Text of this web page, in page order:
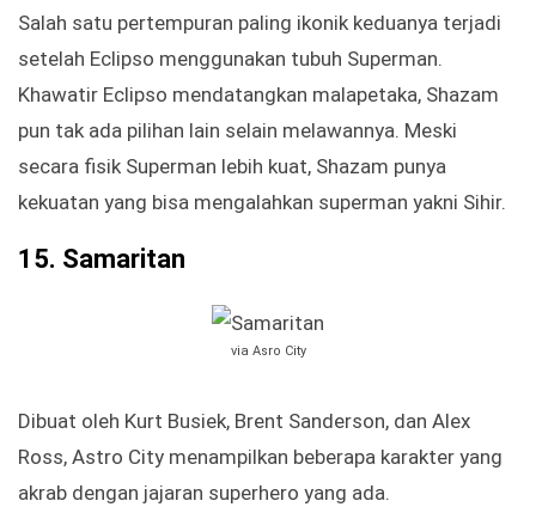
Salah satu pertempuran paling ikonik keduanya terjadi
setelah Eclipso menggunakan tubuh Superman.
Khawatir Eclipso mendatangkan malapetaka, Shazam
pun tak ada pilihan lain selain melawannya. Meski
secara fisik Superman lebih kuat, Shazam punya
kekuatan yang bisa mengalahkan superman yakni Sihir.
15. Samaritan
via Asro City
Dibuat oleh Kurt Busiek, Brent Sanderson, dan Alex
Ross, Astro City menampilkan beberapa karakter yang
akrab dengan jajaran superhero yang ada.